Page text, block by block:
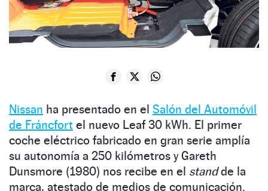
Nissan ha presentado en el Salón del Automóvil
de Fráncfort el nuevo Leaf 30 kWh. El primer
coche eléctrico fabricado en gran serie amplía
su autonomía a 250 kilómetros y Gareth
Dunsmore (1980) nos recibe en el standde la
marca, atestado de medios de comunicación.